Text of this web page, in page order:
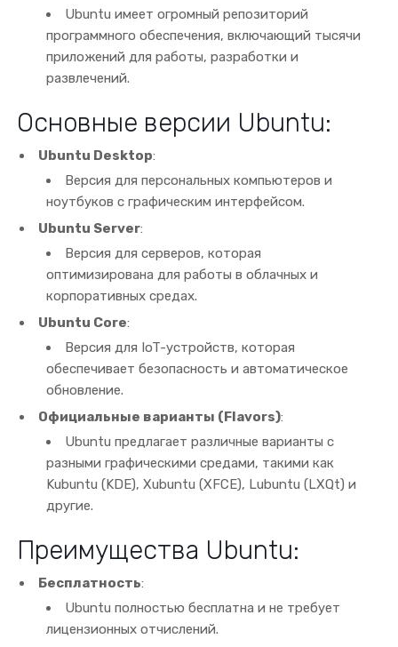
Ubuntu имеет огромный репозиторий
программного обеспечения, включающий тысячи
приложений для работы, разработки и
развлечений.
Основные версии Ubuntu:
Ubuntu Desktop:
Версия для персональных компьютеров и
ноутбуков с графическим интерфейсом.
Ubuntu Server:
Версия для серверов, которая
оптимизирована для работы в облачных и
корпоративных средах.
Ubuntu Core:
Версия для IoT-устройств, которая
обеспечивает безопасность и автоматическое
обновление.
Официальные варианты (Flavors):
Ubuntu предлагает различные варианты с
разными графическими средами, такими как
Kubuntu (KDE), Xubuntu (XFCE), Lubuntu (LXQt) и
другие.
Преимущества Ubuntu:
Бесплатность:
Ubuntu полностью бесплатна и не требует
лицензионных отчислений.